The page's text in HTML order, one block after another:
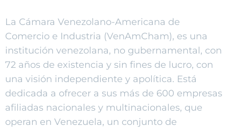
La Cámara Venezolano-Americana de
Comercio e Industria (VenAmCham), es una
institución venezolana, no gubernamental, con
72 años de existencia y sin fines de lucro, con
una visión independiente y apolítica. Está
dedicada a ofrecer a sus más de 600 empresas
afiliadas nacionales y multinacionales, que
operan en Venezuela, un conjunto de